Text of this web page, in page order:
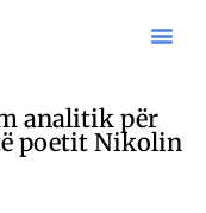
analitik për
poetit Nikolin